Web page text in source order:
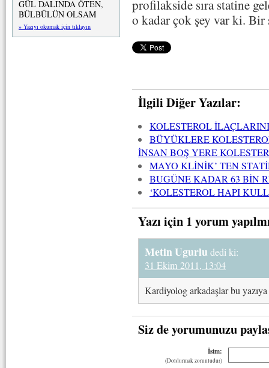
GÜL DALINDA ÖTEN,
BÜLBÜLÜN OLSAM
» Yazıyı okumak için tıklayın
profilakside sıra statine
o kadar çok şey var ki.
İlgili Diğer Yazılar:
KOLESTEROL
BÜYÜKLERE
İNSAN BOŞ YERE
MAYO KLİNİK’ TEN
BUGÜNE KADAR 63 BİN
‘KOLESTEROL HAPI
Yazı için 1 yorum
Metin Ugurlu dedi ki:
31 Ekim 2011, 13:04
Kardiyolog arkadaşlar bu
Siz de yorumunuzu
İsim:
(Doldurmak zorunludur)